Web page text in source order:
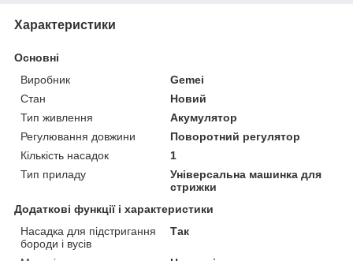
Характеристики
Основні
Виробник
Gemei
Стан
Новий
Тип живлення
Акумулятор
Регулювання довжини
Поворотний регулятор
Кількість насадок
1
Тип приладу
Універсальна машинка для
стрижки
Додаткові функції і характеристики
Насадка для підстригання
бороди і вусів
Так